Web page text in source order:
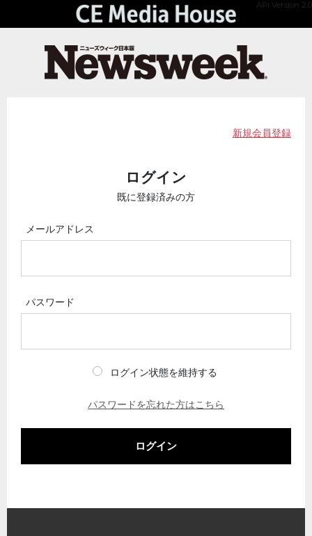
API Version 2.0
新規会員登録
ログイン
既に登録済みの方
メールアドレス
パスワード
ログイン状態を維持する
パスワードを忘れた方はこちら
ログイン